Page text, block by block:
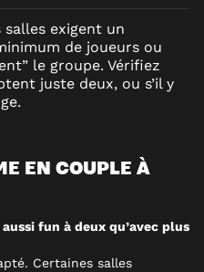
salles exigent un
de joueurs ou
le groupe. Vérifiez
juste deux, ou s’il y
EN COUPLE À
fun à deux qu’avec plus
Certaines salles